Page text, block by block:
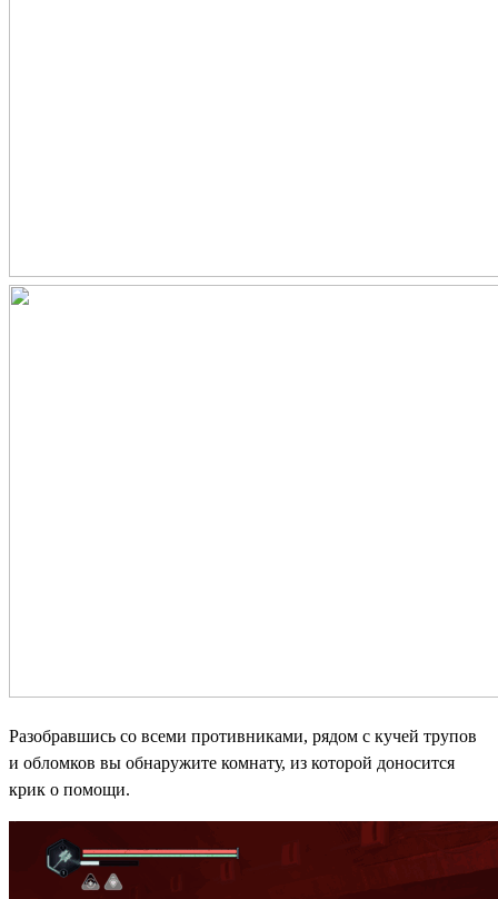
Разобравшись со всеми противниками, рядом с кучей трупов
и обломков вы обнаружите комнату, из которой доносится
крик о помощи.